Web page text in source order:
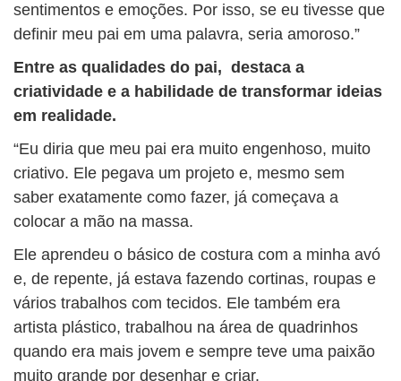
sentimentos e emoções. Por isso, se eu tivesse que
definir meu pai em uma palavra, seria amoroso.”
Entre as qualidades do pai, destaca a
criatividade e a habilidade de transformar ideias
em realidade.
“Eu diria que meu pai era muito engenhoso, muito
criativo. Ele pegava um projeto e, mesmo sem
saber exatamente como fazer, já começava a
colocar a mão na massa.
Ele aprendeu o básico de costura com a minha avó
e, de repente, já estava fazendo cortinas, roupas e
vários trabalhos com tecidos. Ele também era
artista plástico, trabalhou na área de quadrinhos
quando era mais jovem e sempre teve uma paixão
muito grande por desenhar e criar.